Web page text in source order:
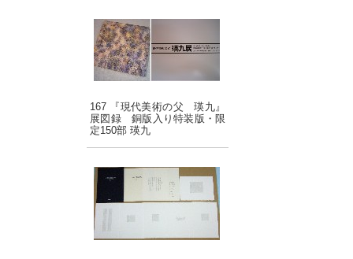
167 『現代美術の父 瑛九』
展図録 銅版入り特装版・限
定150部 瑛九